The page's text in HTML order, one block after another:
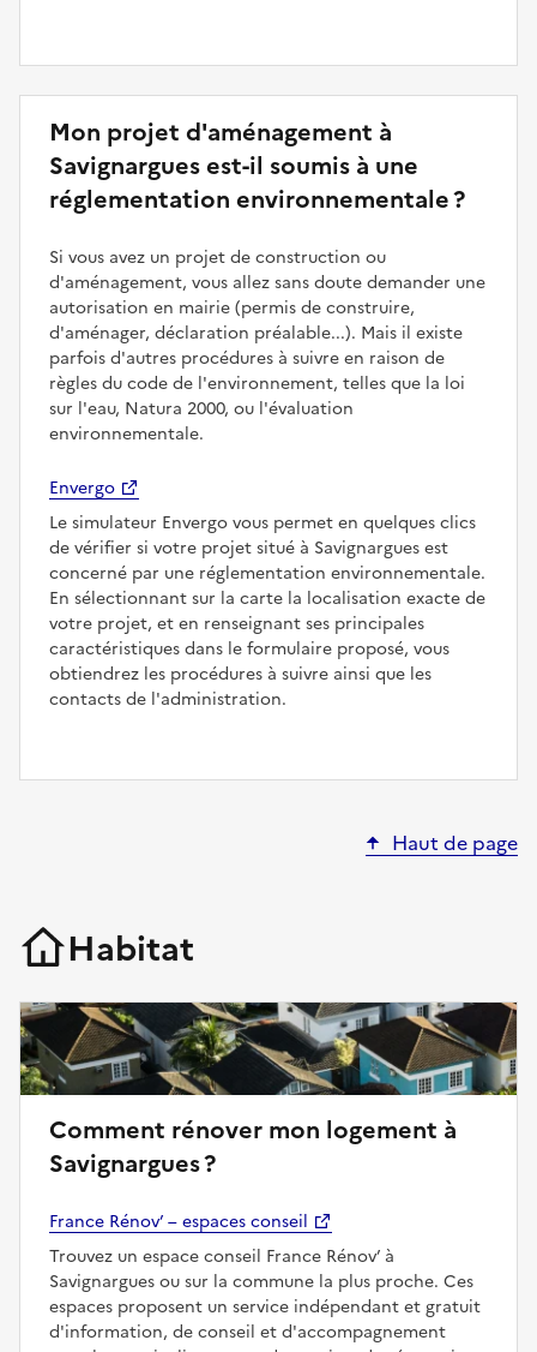
Mon projet d'aménagement à
Savignargues est-il soumis à une
réglementation environnementale ?
Si vous avez un projet de construction ou
d'aménagement, vous allez sans doute demander une
autorisation en mairie (permis de construire,
d'aménager, déclaration préalable...). Mais il existe
parfois d'autres procédures à suivre en raison de
règles du code de l'environnement, telles que la loi
sur l'eau, Natura 2000, ou l'évaluation
environnementale.
Envergo
Le simulateur Envergo vous permet en quelques clics
de vérifier si votre projet situé à Savignargues est
concerné par une réglementation environnementale.
En sélectionnant sur la carte la localisation exacte de
votre projet, et en renseignant ses principales
caractéristiques dans le formulaire proposé, vous
obtiendrez les procédures à suivre ainsi que les
contacts de l'administration.
Haut de page
Habitat
Comment rénover mon logement à
Savignargues ?
France Rénov’ – espaces conseil
Trouvez un espace conseil France Rénov’ à
Savignargues ou sur la commune la plus proche. Ces
espaces proposent un service indépendant et gratuit
d'information, de conseil et d'accompagnement